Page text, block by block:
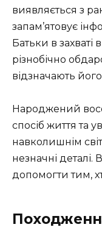
виявляється з
запам’ятовує
Батьки в захваті
різнобічно
відзначають
Народжений
спосіб життя та
навколишнім
незначні
допомогти тим,